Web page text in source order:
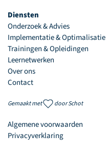
Diensten
Onderzoek & Advies
Implementatie & Optimalisatie
Trainingen & Opleidingen
Leernetwerken
Over ons
Contact
Gemaakt met doorSchot
Algemene voorwaarden
Privacyverklaring